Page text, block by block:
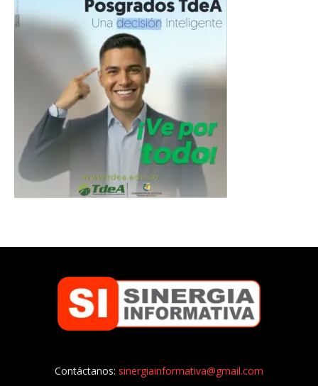
Contáctanos: sinergiainformativa@gmail.com